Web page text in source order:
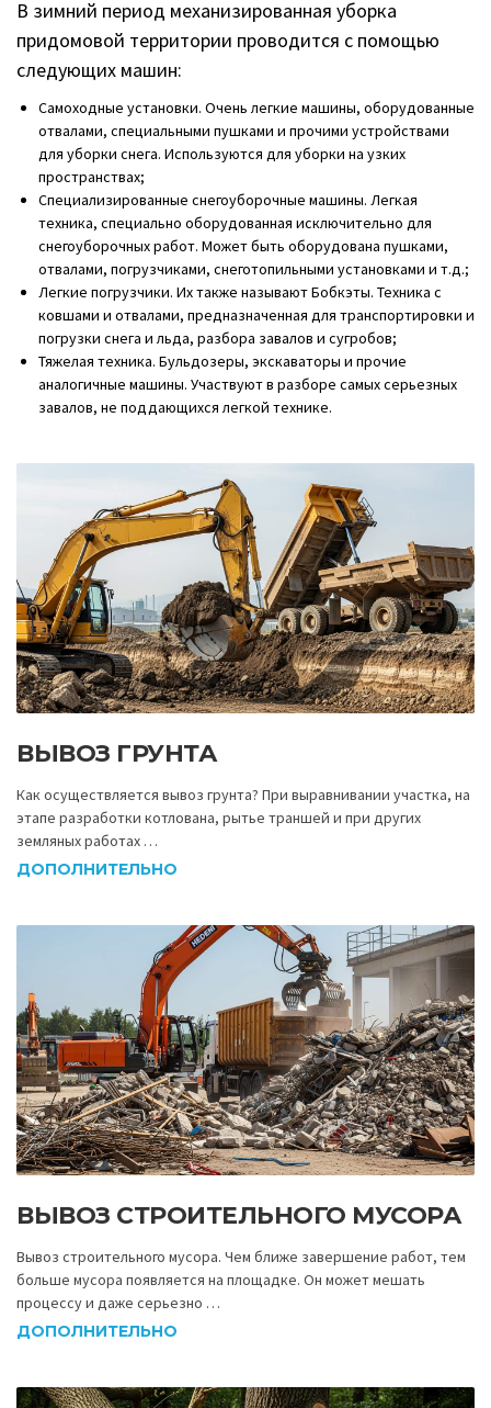
В зимний период механизированная уборка
придомовой территории проводится с помощью
следующих машин:
Самоходные установки. Очень легкие машины, оборудованные
отвалами, специальными пушками и прочими устройствами
для уборки снега. Используются для уборки на узких
пространствах;
Специализированные снегоуборочные машины. Легкая
техника, специально оборудованная исключительно для
снегоуборочных работ. Может быть оборудована пушками,
отвалами, погрузчиками, снеготопильными установками и т.д.;
Легкие погрузчики. Их также называют Бобкэты. Техника с
ковшами и отвалами, предназначенная для транспортировки и
погрузки снега и льда, разбора завалов и сугробов;
Тяжелая техника. Бульдозеры, экскаваторы и прочие
аналогичные машины. Участвуют в разборе самых серьезных
завалов, не поддающихся легкой технике.
ВЫВОЗ ГРУНТА
Как осуществляется вывоз грунта? При выравнивании участка, на
этапе разработки котлована, рытье траншей и при других
земляных работах …
ДОПОЛНИТЕЛЬНО
ВЫВОЗ СТРОИТЕЛЬНОГО МУСОРА
Вывоз строительного мусора. Чем ближе завершение работ, тем
больше мусора появляется на площадке. Он может мешать
процессу и даже серьезно …
ДОПОЛНИТЕЛЬНО